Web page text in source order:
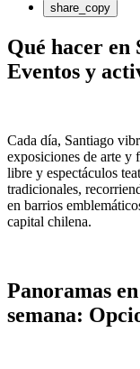
share_copy
Qué hacer en
Eventos y
Cada día, Santiago
exposiciones de arte y
libre y espectáculos
tradicionales,
en barrios
capital chilena.
Panoramas
semana: